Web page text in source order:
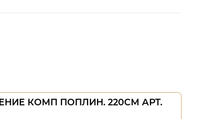
КОМП ПОПЛИН. 220СМ АРТ.